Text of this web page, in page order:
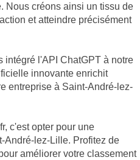
Nous créons ainsi un tissu de
et atteindre précisément
intégré l'API ChatGPT à notre
innovante enrichit
entreprise à Saint-André-lez-
c'est opter pour une
André-lez-Lille. Profitez de
améliorer votre classement